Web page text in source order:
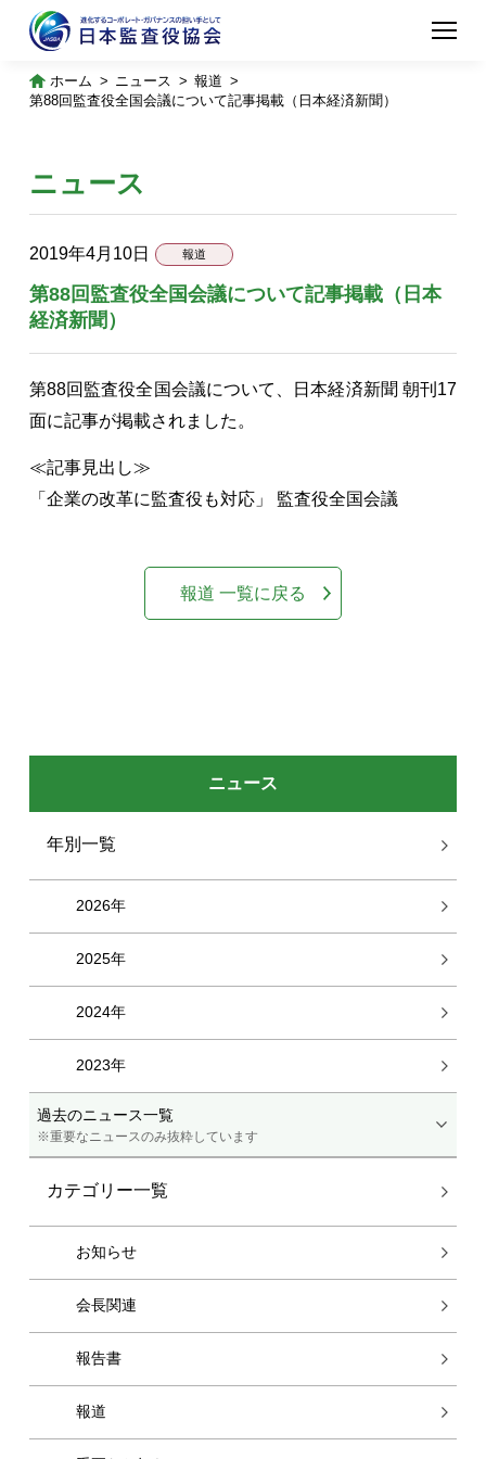
ホーム ニュース
報道
第88回監査役全国会議について記事掲載（日本経済新聞）
ニュース
年別一覧
過去のニュース一覧
※重要なニュースのみ抜粋しています
2026年
2025年
2024年
2023年
カテゴリー一覧
お知らせ
会長関連
報告書
報道
ニュース
2019年4月10日 報道
第88回監査役全国会議について記事掲載（日本
経済新聞）
第88回監査役全国会議について、日本経済新聞 朝刊17
面に記事が掲載されました。
≪記事見出し≫
「企業の改革に監査役も対応」 監査役全国会議
報道 一覧に戻る